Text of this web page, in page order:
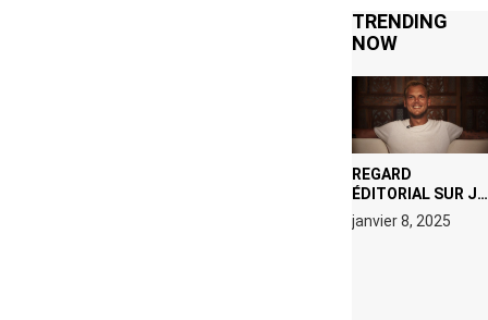
TRENDING
NOW
REGARD
ÉDITORIAL SUR JE
M’APPELLE TIM
(NETFLIX) : AVICII,
janvier 8, 2025